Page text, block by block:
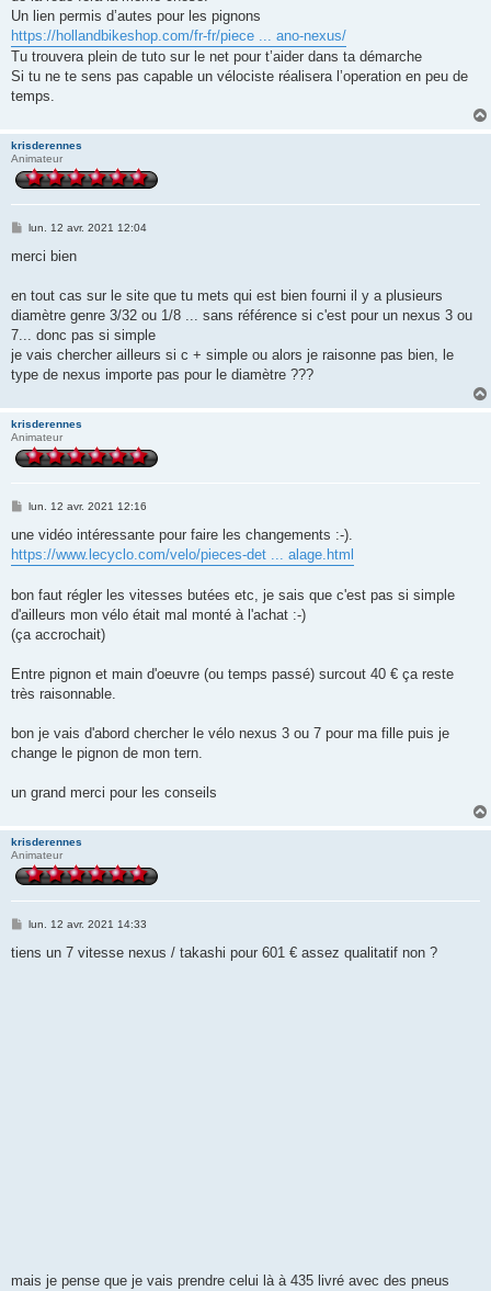
Un lien permis d’autes pour les pignons
https://hollandbikeshop.com/fr-fr/piece ... ano-nexus/
Tu trouvera plein de tuto sur le net pour t’aider dans ta démarche
Si tu ne te sens pas capable un vélociste réalisera l’operation en peu de
temps.
krisderennes
Animateur
M
s
g
lun. 12 avr. 2021 12:04
merci bien
en tout cas sur le site que tu mets qui est bien fourni il y a plusieurs
diamètre genre 3/32 ou 1/8 ... sans référence si c'est pour un nexus 3 ou
7... donc pas si simple
je vais chercher ailleurs si c + simple ou alors je raisonne pas bien, le
type de nexus importe pas pour le diamètre ???
krisderennes
Animateur
M
s
a
lun. 12 avr. 2021 12:16
une vidéo intéressante pour faire les changements :-).
https://www.lecyclo.com/velo/pieces-det ... alage.html
bon faut régler les vitesses butées etc, je sais que c'est pas si simple
d'ailleurs mon vélo était mal monté à l'achat :-)
(ça accrochait)
Entre pignon et main d'oeuvre (ou temps passé) surcout 40 € ça reste
très raisonnable.
bon je vais d'abord chercher le vélo nexus 3 ou 7 pour ma fille puis je
change le pignon de mon tern.
un grand merci pour les conseils
krisderennes
Animateur
M
s
lun. 12 avr. 2021 14:33
tiens un 7 vitesse nexus / takashi pour 601 € assez qualitatif non ?
mais je pense que je vais prendre celui là à 435 livré avec des pneus